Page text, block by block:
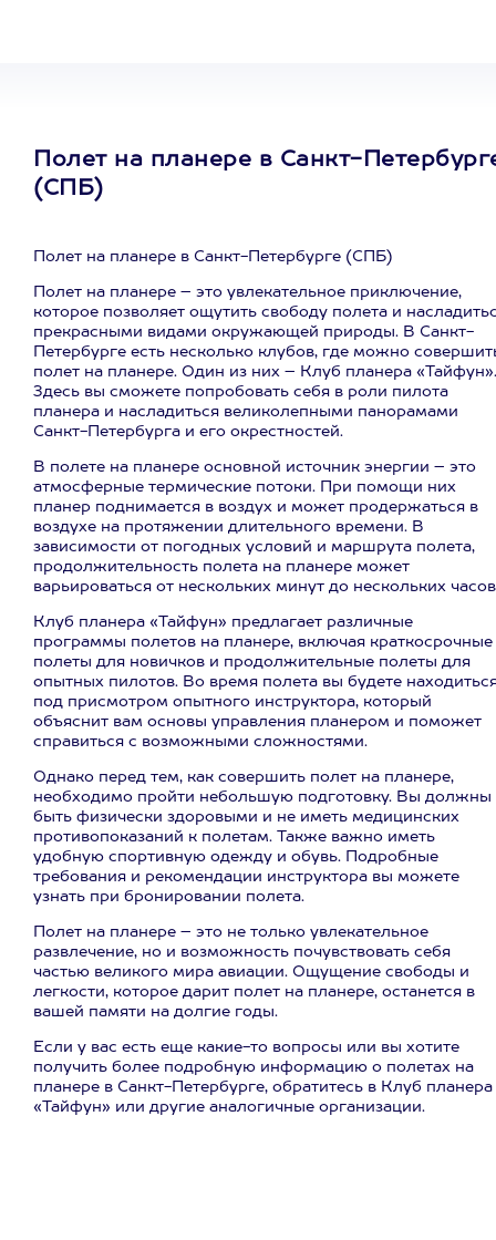
Полет на планере в Санкт-
(СПБ)
Полет на планере в Санкт-Петербурге (СПБ)
Полет на планере – это увлекательное приключение,
которое позволяет ощутить свободу полета и
прекрасными видами окружающей природы. В Санкт-
Петербурге есть несколько клубов, где можно
полет на планере. Один из них – Клуб планера «Тайфун».
Здесь вы сможете попробовать себя в роли пилота
планера и насладиться великолепными панорамами
Санкт-Петербурга и его окрестностей.
В полете на планере основной источник энергии – это
атмосферные термические потоки. При помощи них
планер поднимается в воздух и может продержаться в
воздухе на протяжении длительного времени. В
зависимости от погодных условий и маршрута полета,
продолжительность полета на планере может
варьироваться от нескольких минут до нескольких
Клуб планера «Тайфун» предлагает различные
программы полетов на планере, включая краткосрочные
полеты для новичков и продолжительные полеты для
опытных пилотов. Во время полета вы будете
под присмотром опытного инструктора, который
объяснит вам основы управления планером и поможет
справиться с возможными сложностями.
Однако перед тем, как совершить полет на планере,
необходимо пройти небольшую подготовку. Вы должны
быть физически здоровыми и не иметь медицинских
противопоказаний к полетам. Также важно иметь
удобную спортивную одежду и обувь. Подробные
требования и рекомендации инструктора вы можете
узнать при бронировании полета.
Полет на планере – это не только увлекательное
развлечение, но и возможность почувствовать себя
частью великого мира авиации. Ощущение свободы и
легкости, которое дарит полет на планере, останется в
вашей памяти на долгие годы.
Если у вас есть еще какие-то вопросы или вы хотите
получить более подробную информацию о полетах на
планере в Санкт-Петербурге, обратитесь в Клуб планера
«Тайфун» или другие аналогичные организации.